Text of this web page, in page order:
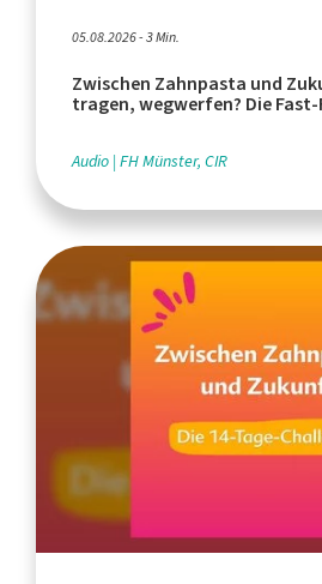
05.08.2026 - 3 Min.
Zwischen Zahnpasta und
tragen, wegwerfen? Die
Audio FH Münster, CIR